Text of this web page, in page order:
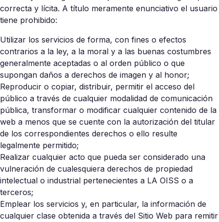
correcta y lícita. A título meramente enunciativo el usuario
tiene prohibido:
Utilizar los servicios de forma, con fines o efectos
contrarios a la ley, a la moral y a las buenas costumbres
generalmente aceptadas o al orden público o que
supongan daños a derechos de imagen y al honor;
Reproducir o copiar, distribuir, permitir el acceso del
público a través de cualquier modalidad de comunicación
pública, transformar o modificar cualquier contenido de la
web a menos que se cuente con la autorización del titular
de los correspondientes derechos o ello resulte
legalmente permitido;
Realizar cualquier acto que pueda ser considerado una
vulneración de cualesquiera derechos de propiedad
intelectual o industrial pertenecientes a LA OISS o a
terceros;
Emplear los servicios y, en particular, la información de
cualquier clase obtenida a través del Sitio Web para remitir